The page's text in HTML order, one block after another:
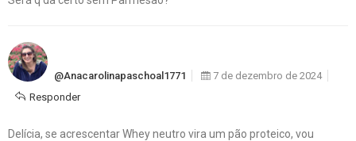
@anacarolinapaschoal1771
7 de dezembro de 2024
Responder
Delícia, se acrescentar Whey neutro vira um pão proteico, vou